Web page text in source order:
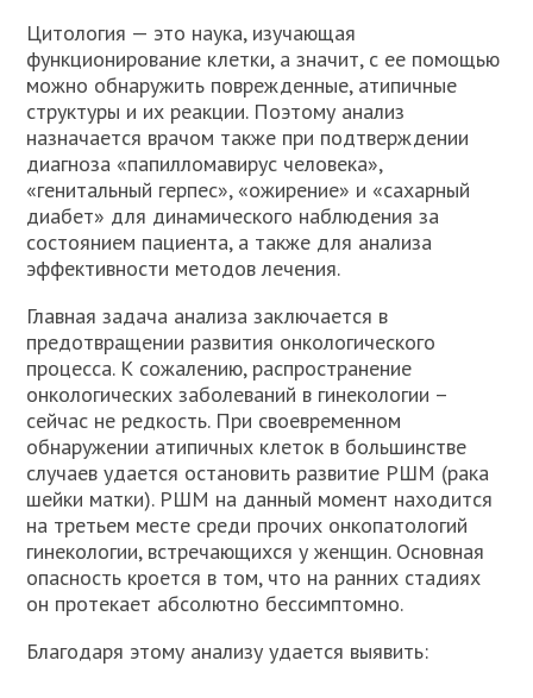
Цитология — это наука, изучающая
функционирование клетки, а значит, с ее помощью
можно обнаружить поврежденные, атипичные
структуры и их реакции. Поэтому анализ
назначается врачом также при подтверждении
диагноза «папилломавирус человека»,
«генитальный герпес», «ожирение» и «сахарный
диабет» для динамического наблюдения за
состоянием пациента, а также для анализа
эффективности методов лечения.
Главная задача анализа заключается в
предотвращении развития онкологического
процесса. К сожалению, распространение
онкологических заболеваний в гинекологии –
сейчас не редкость. При своевременном
обнаружении атипичных клеток в большинстве
случаев удается остановить развитие РШМ (рака
шейки матки). РШМ на данный момент находится
на третьем месте среди прочих онкопатологий
гинекологии, встречающихся у женщин. Основная
опасность кроется в том, что на ранних стадиях
он протекает абсолютно бессимптомно.
Благодаря этому анализу удается выявить: